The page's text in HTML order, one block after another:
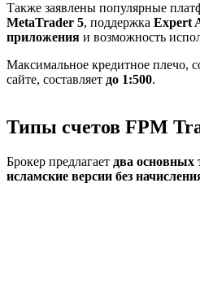
Также заявлены популярные
MetaTrader 5, поддержка Expert
приложения и возможность
Максимальное кредитное плечо,
сайте, составляет до 1:500.
Типы счетов FPM
Брокер предлагает два основных
исламские версии без